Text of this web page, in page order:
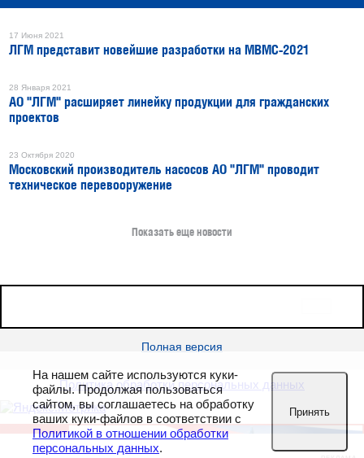
17 Июня 2021
ЛГМ представит новейшие разработки на МВМС-2021
28 Января 2021
АО "ЛГМ" расширяет линейку продукции для гражданских
проектов
23 Октября 2020
Московский производитель насосов АО "ЛГМ" проводит
техническое перевооружение
Показать еще новости
Полная версия
Политика обработки персональных данных
На нашем сайте используются куки-
файлы. Продолжая пользоваться
сайтом, вы соглашаетесь на обработку
ваших куки-файлов в соответствии с
Политикой в отношении обработки
персональных данных.
Принять